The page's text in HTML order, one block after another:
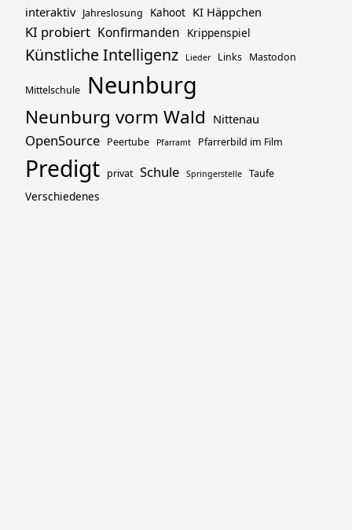
interaktiv Jahreslosung Kahoot KI Häppchen
KI probiert Konfirmanden Krippenspiel
Künstliche Intelligenz Lieder Links Mastodon
Mittelschule Neunburg
Neunburg vorm Wald Nittenau
OpenSource Peertube Pfarramt Pfarrerbild im Film
Predigt privat Schule Springerstelle Taufe
Verschiedenes